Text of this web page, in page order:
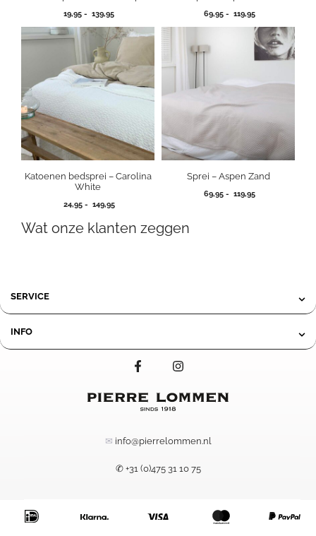
19,95 - 139,95Prijsklasse:
tot
139,95
69,95 - 119,95Prijsklasse:
tot
119,95
Katoenen bedsprei – Carolina
White
24,95 - 149,95Prijsklasse:
tot
Sprei – Aspen Zand
69,95 - 119,95Prijsklasse:
Wat onze klanten zeggen
SERVICE
INFO
✉ info@pierrelommen.nl
✆ +31 (0)475 31 10 75